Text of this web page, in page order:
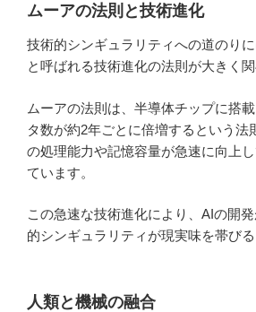
ムーアの法則と技術進化
技術的シンギュラリティへの道のり
と呼ばれる技術進化の法則が大きく関
ムーアの法則は、半導体チップに搭
タ数が約2年ごとに倍増するという法
の処理能力や記憶容量が急速に向上
ています。
この急速な技術進化により、AIの開
的シンギュラリティが現実味を帯びる
人類と機械の融合